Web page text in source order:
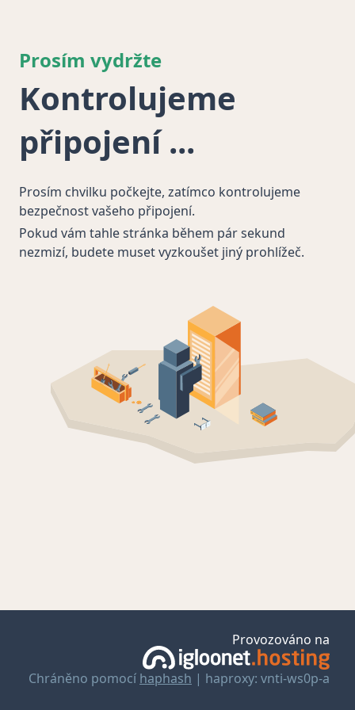
Prosím vydržte
Kontrolujeme
připojení
Prosím chvilku počkejte, zatímco kontrolujeme
bezpečnost vašeho připojení.
Pokud vám tahle stránka během pár sekund
nezmizí, budete muset vyzkoušet jiný prohlížeč.
Provozováno na
Chráněno pomocí haphash | haproxy: vnti-ws0p-a